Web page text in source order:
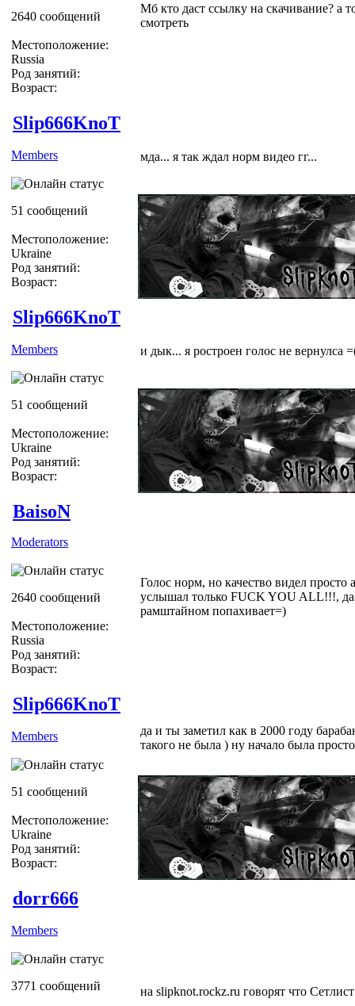
2640 сообщений
Местоположение:
Russia
Род занятий:
Возраст:
Мб кто даст ссылку на скачивание? а
смотреть
Slip666KnoT
Members
51 сообщений
Местоположение:
Ukraine
Род занятий:
Возраст:
мда... я так ждал норм видео гг...
Slip666KnoT
Members
51 сообщений
Местоположение:
Ukraine
Род занятий:
Возраст:
и дык... я ростроен голос не вернулса
BaisoN
Moderators
2640 сообщений
Местоположение:
Russia
Род занятий:
Возраст:
Голос норм, но качество видел просто
услышал только FUCK YOU ALL!!!,
рамштайном попахивает=)
Slip666KnoT
Members
51 сообщений
Местоположение:
Ukraine
Род занятий:
Возраст:
да и ты заметил как в 2000 году
такого не была ) ну начало была
dorr666
Members
3771 сообщений на slipknot.rockz.ru говорят что